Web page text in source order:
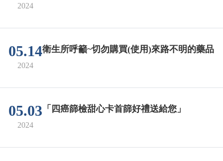
2024
05.14
2024
衛生所呼籲~切勿購買(使用)來路不明的藥品
05.03
2024
「四癌篩檢甜心卡首篩好禮送給您」